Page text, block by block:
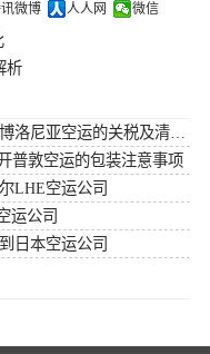
微博 人人网 微信
析
普敦空运的包装注意事项
LHE空运公司
运公司
到日本空运公司